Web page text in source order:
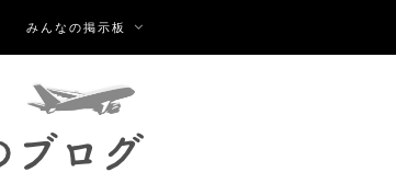
みんなの掲示板